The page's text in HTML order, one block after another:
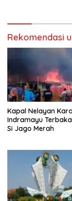
Rekomendasi
Kapal Nelayan
Indramayu
Si Jago Merah